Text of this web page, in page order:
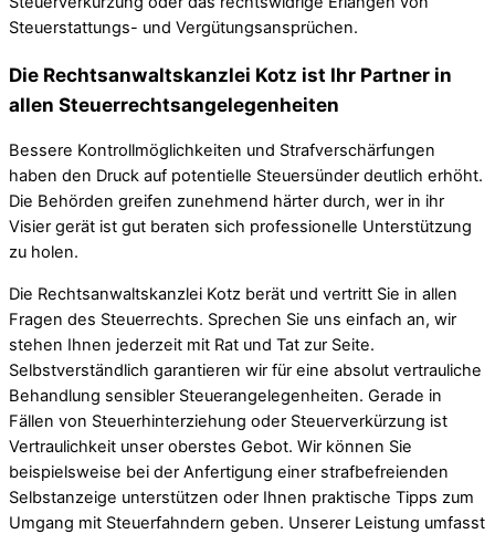
Steuerstattungs- und Vergütungsansprüchen.
Die Rechtsanwaltskanzlei Kotz ist Ihr Partner in
allen Steuerrechtsangelegenheiten
Bessere Kontrollmöglichkeiten und Strafverschärfungen
haben den Druck auf potentielle Steuersünder deutlich erhöht.
Die Behörden greifen zunehmend härter durch, wer in ihr
Visier gerät ist gut beraten sich professionelle Unterstützung
zu holen.
Die Rechtsanwaltskanzlei Kotz berät und vertritt Sie in allen
Fragen des Steuerrechts. Sprechen Sie uns einfach an, wir
stehen Ihnen jederzeit mit Rat und Tat zur Seite.
Selbstverständlich garantieren wir für eine absolut vertrauliche
Behandlung sensibler Steuerangelegenheiten. Gerade in
Fällen von Steuerhinterziehung oder Steuerverkürzung ist
Vertraulichkeit unser oberstes Gebot. Wir können Sie
beispielsweise bei der Anfertigung einer strafbefreienden
Selbstanzeige unterstützen oder Ihnen praktische Tipps zum
Umgang mit Steuerfahndern geben. Unserer Leistung umfasst